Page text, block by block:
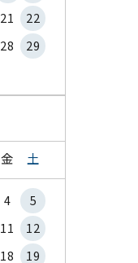
21
22
28
29
金 土
4
5
11
12
18 19